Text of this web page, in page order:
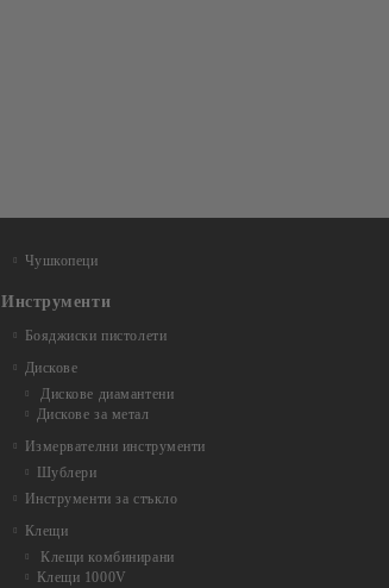
Чушкопеци
Инструменти
Бояджиски пистолети
Дискове
Дискове диамантени
Дискове за метал
Измервателни инструменти
Шублери
Инструменти за стъкло
Клещи
Клещи комбинирани
Клещи 1000V